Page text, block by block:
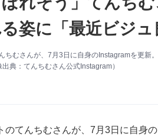
姿に「最近ビジ
ちむさんが、7月3日に自身のInstagramを更新
典：てんちむさん公式Instagram）
のてんちむさんが、7月3日に自身